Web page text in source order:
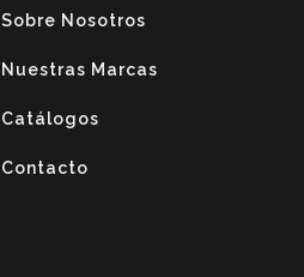
Sobre Nosotros
Nuestras Marcas
Catálogos
Contacto